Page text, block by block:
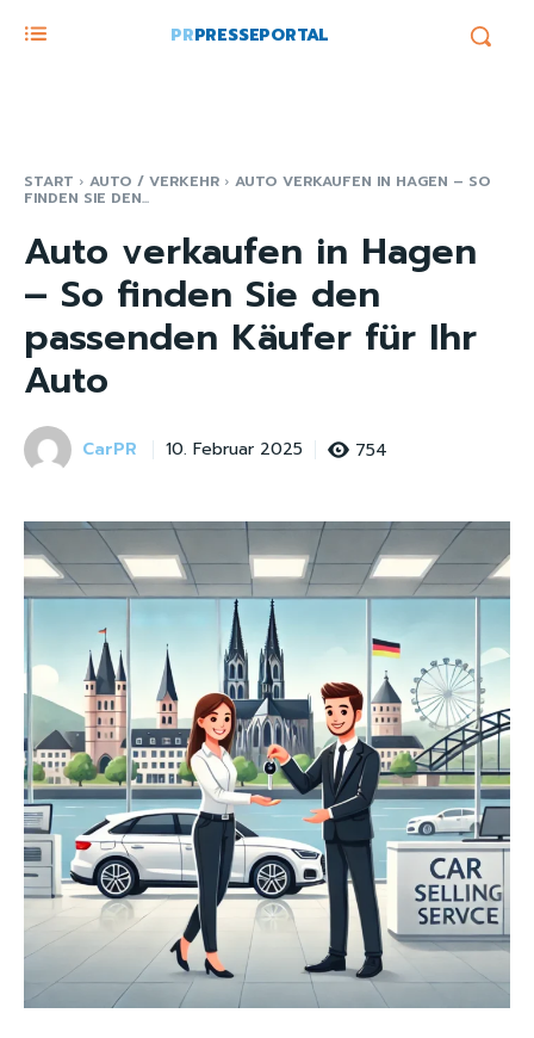
PRPRESSEPORTAL
START AUTO / VERKEHR AUTO VERKAUFEN IN HAGEN – SO
FINDEN SIE DEN...
Auto verkaufen in Hagen
– So finden Sie den
passenden Käufer für Ihr
Auto
CarPR 10. Februar 2025 754